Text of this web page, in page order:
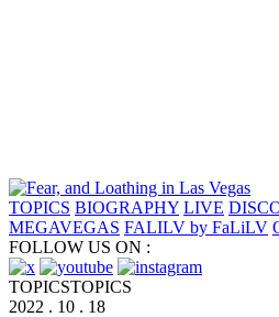
TOPICS BIOGRAPHY LIVE
MEGAVEGAS FALILV by FaLiLV
FOLLOW US ON :
TOPICSTOPICS
2022 . 10 . 18